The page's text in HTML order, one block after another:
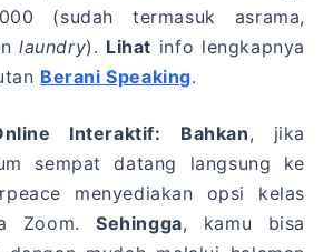
(sudah termasuk asrama,
laundry). Lihat info lengkapnya
Berani Speaking.
Interaktif: Bahkan, jika
sempat datang langsung ke
menyediakan opsi kelas
Zoom.Sehingga, kamu bisa